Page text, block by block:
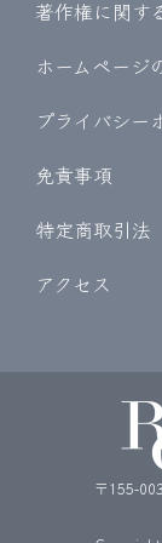
著作権に関す
ホームページ
プライバシー
免責事項
特定商取引法
アクセス
〒155-